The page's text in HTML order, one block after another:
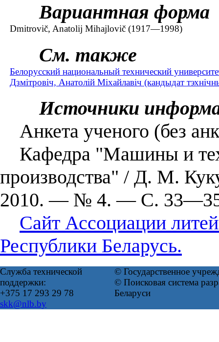
Вариантная форма
Dmitrovič, Anatolij Mihajlovič (1917—1998)
См. также
Белорусский национальный технический
Дзмітровіч, Анатолій Міхайлавіч (кандыдат
Источники
Анкета ученого (без
Кафедра "Машины и
производства" / Д. М.
2010. ― № 4. ― С.
Сайт Ассоциации
Республики Беларусь.
Служба технической
поддержки:
+375 17 293 29 78
skk@nlb.by
© Государственное
© Поисковая система
Беларуси